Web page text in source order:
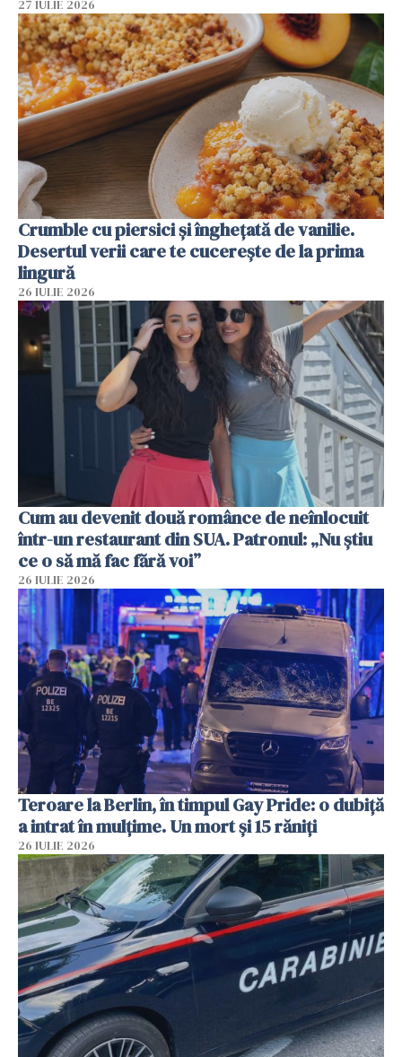
27 IULIE 2026
Crumble cu piersici și înghețată de vanilie.
Desertul verii care te cucerește de la prima
lingură
26 IULIE 2026
Cum au devenit două românce de neînlocuit
într-un restaurant din SUA. Patronul: „Nu știu
ce o să mă fac fără voi”
26 IULIE 2026
Teroare la Berlin, în timpul Gay Pride: o dubiță
a intrat în mulțime. Un mort și 15 răniți
26 IULIE 2026